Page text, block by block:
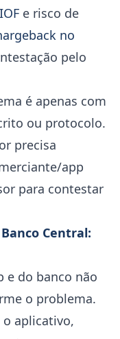
IOF e risco de
no
pelo
é apenas com
ou protocolo.
precisa
app
para contestar
Central:
e do banco não
o problema.
o aplicativo,